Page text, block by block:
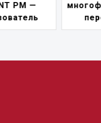
переключатель